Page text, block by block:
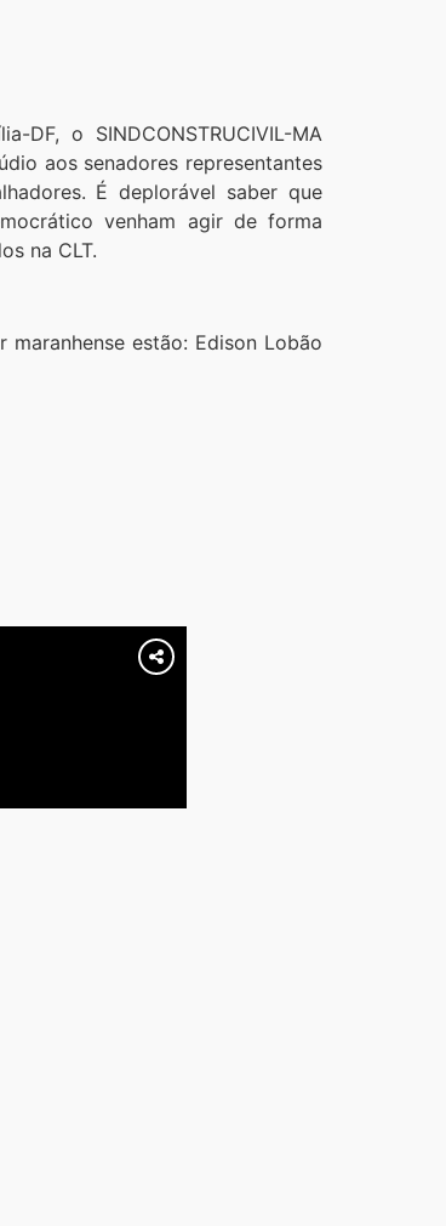
o SINDCONSTRUCIVIL-MA
aos senadores representantes
É deplorável saber que
venham agir de forma
na CLT.
estão: Edison Lobão